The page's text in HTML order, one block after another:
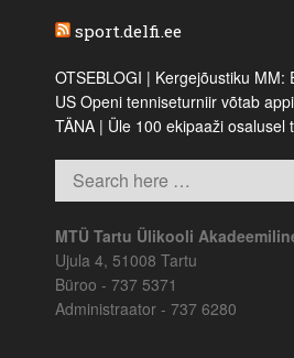
sport.delfi.ee
OTSEBLOGI | Kergejõustiku
US Openi tenniseturniir võtab appi
TÄNA | Üle 100 ekipaaži
MTÜ Tartu Ülikooli
Ujula 4, 51008 Tartu
Büroo - 737 5371
Administraator - 737 6280